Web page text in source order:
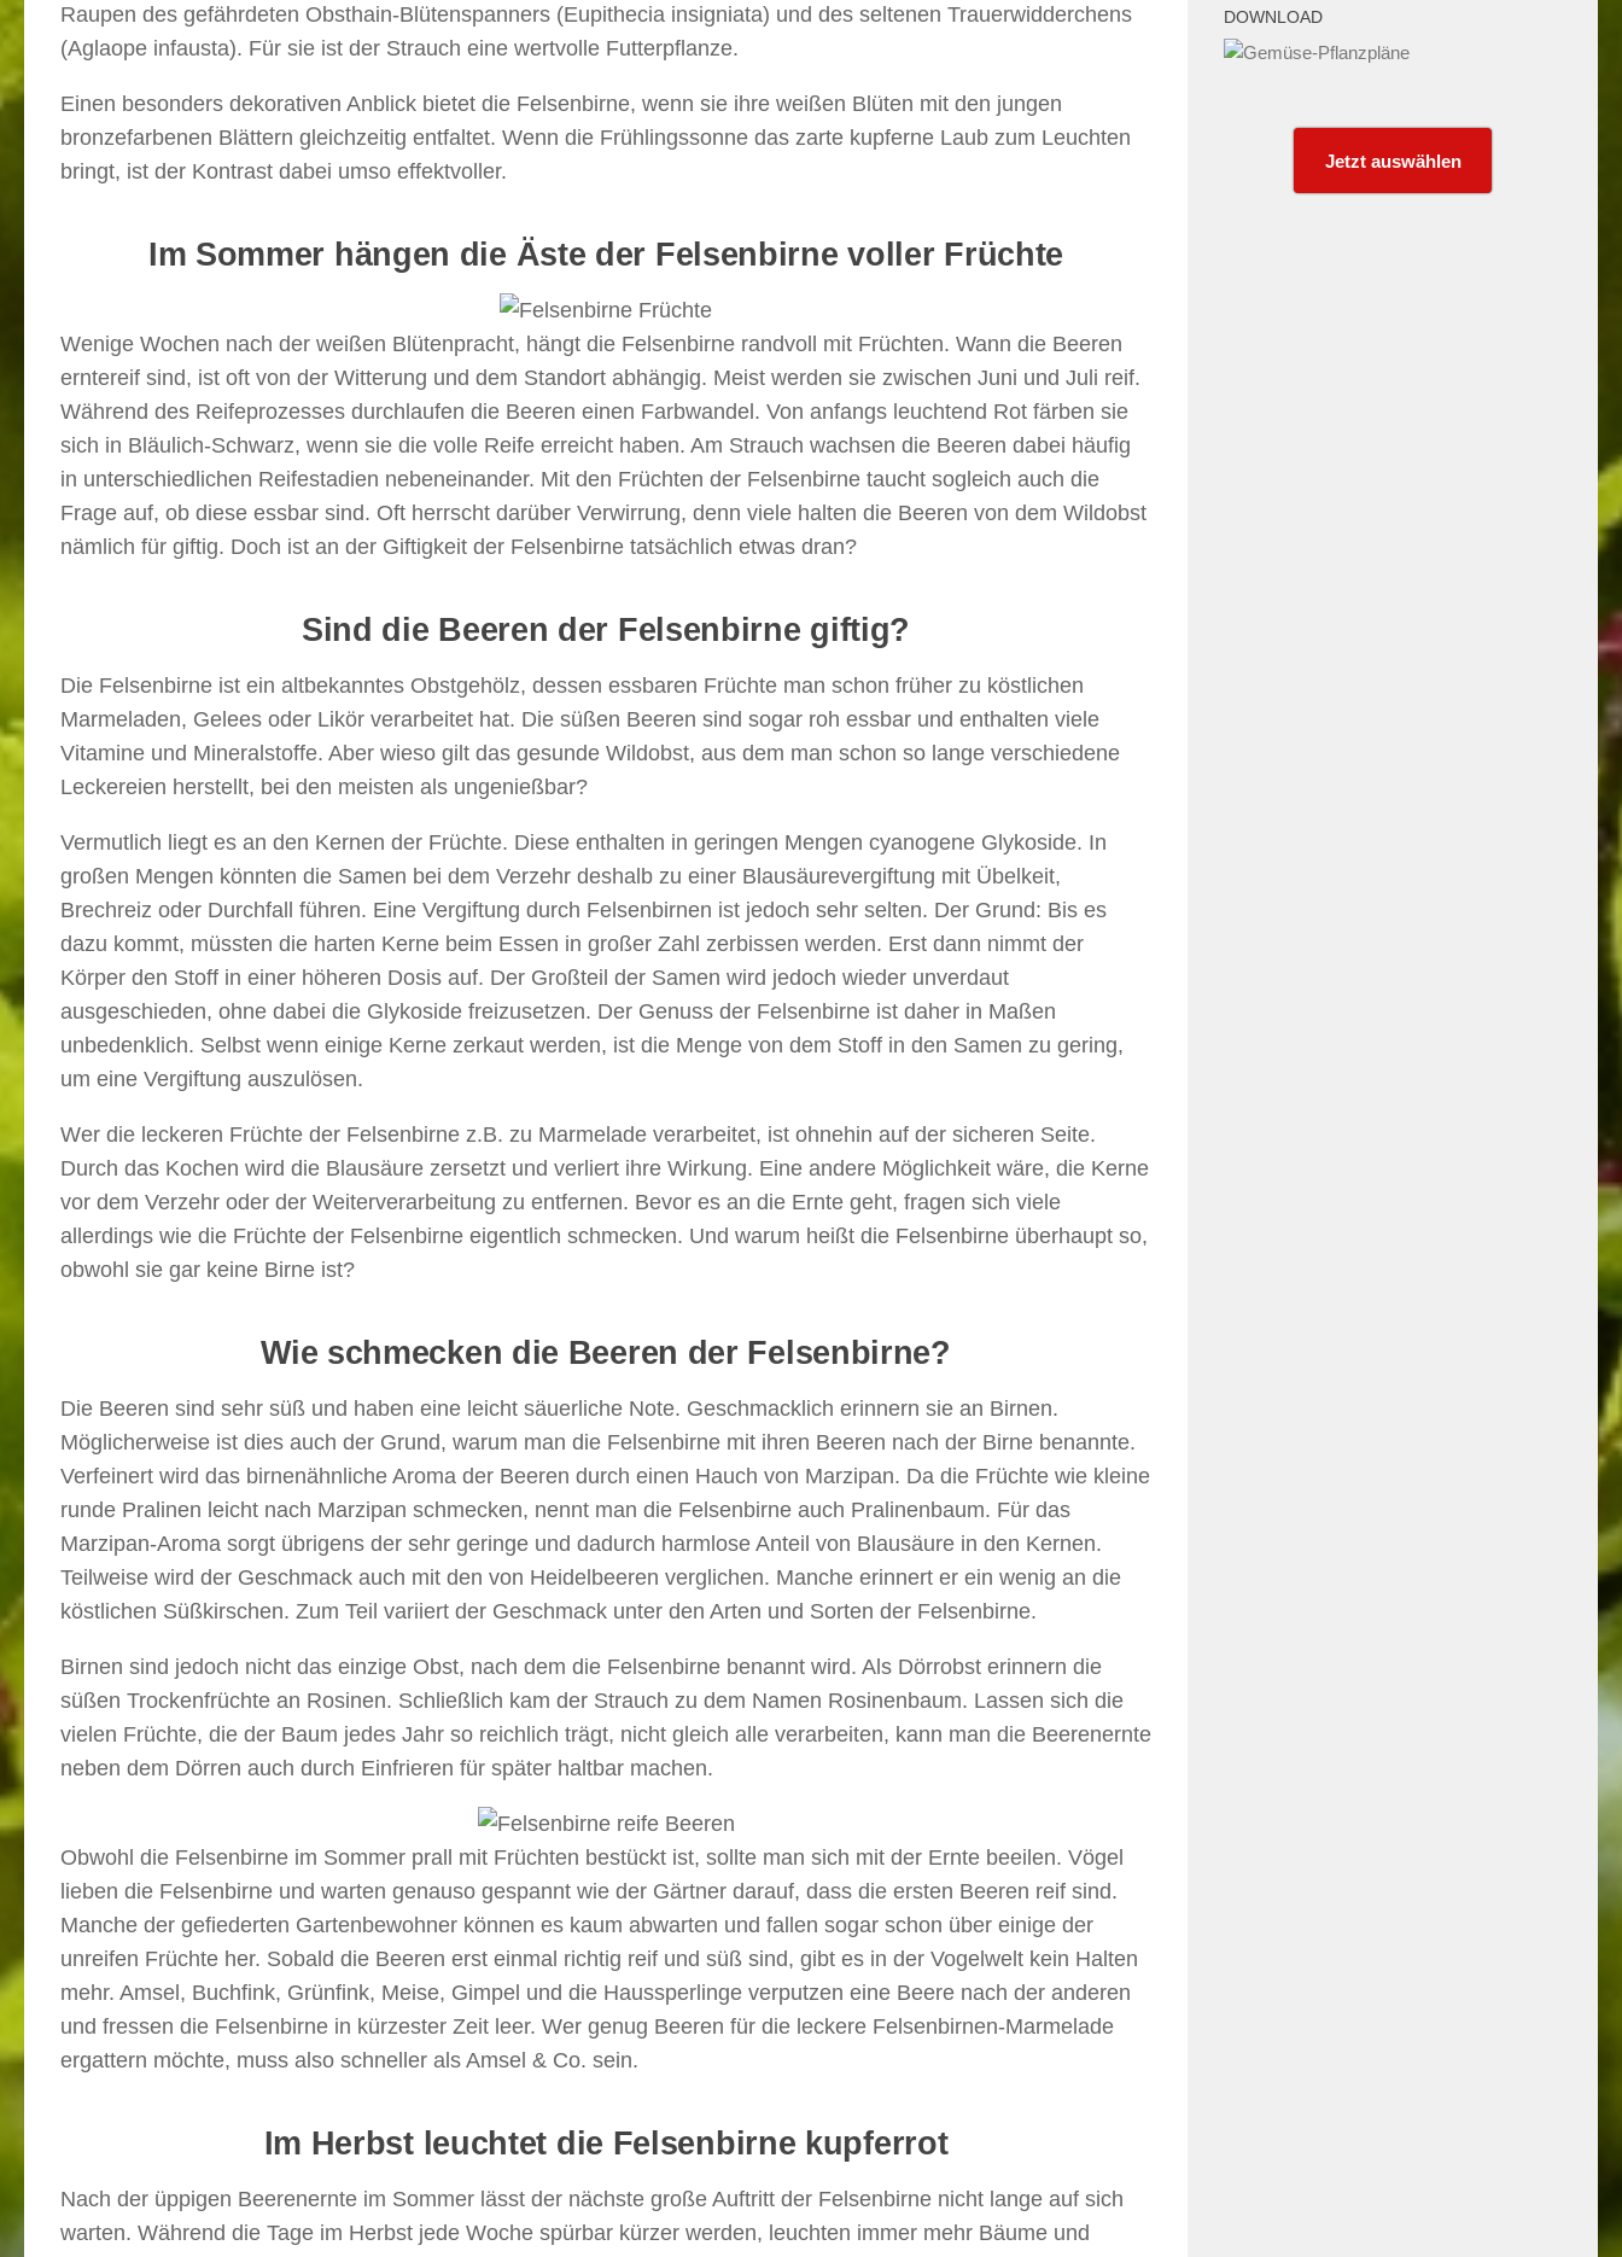
Raupen des gefährdeten Obsthain-Blütenspanners (Eupithecia insigniata) und des seltenen Trauerwidderchens
(Aglaope infausta). Für sie ist der Strauch eine wertvolle Futterpflanze.
Einen besonders dekorativen Anblick bietet die Felsenbirne, wenn sie ihre weißen Blüten mit den jungen
bronzefarbenen Blättern gleichzeitig entfaltet. Wenn die Frühlingssonne das zarte kupferne Laub zum Leuchten
bringt, ist der Kontrast dabei umso effektvoller.
Im Sommer hängen die Äste der Felsenbirne voller Früchte
Wenige Wochen nach der weißen Blütenpracht, hängt die Felsenbirne randvoll mit Früchten. Wann die Beeren
erntereif sind, ist oft von der Witterung und dem Standort abhängig. Meist werden sie zwischen Juni und Juli reif.
Während des Reifeprozesses durchlaufen die Beeren einen Farbwandel. Von anfangs leuchtend Rot färben sie
sich in Bläulich-Schwarz, wenn sie die volle Reife erreicht haben. Am Strauch wachsen die Beeren dabei häufig
in unterschiedlichen Reifestadien nebeneinander. Mit den Früchten der Felsenbirne taucht sogleich auch die
Frage auf, ob diese essbar sind. Oft herrscht darüber Verwirrung, denn viele halten die Beeren von dem Wildobst
nämlich für giftig. Doch ist an der Giftigkeit der Felsenbirne tatsächlich etwas dran?
Sind die Beeren der Felsenbirne giftig?
Die Felsenbirne ist ein altbekanntes Obstgehölz, dessen essbaren Früchte man schon früher zu köstlichen
Marmeladen, Gelees oder Likör verarbeitet hat. Die süßen Beeren sind sogar roh essbar und enthalten viele
Vitamine und Mineralstoffe. Aber wieso gilt das gesunde Wildobst, aus dem man schon so lange verschiedene
Leckereien herstellt, bei den meisten als ungenießbar?
Vermutlich liegt es an den Kernen der Früchte. Diese enthalten in geringen Mengen cyanogene Glykoside. In
großen Mengen könnten die Samen bei dem Verzehr deshalb zu einer Blausäurevergiftung mit Übelkeit,
Brechreiz oder Durchfall führen. Eine Vergiftung durch Felsenbirnen ist jedoch sehr selten. Der Grund: Bis es
dazu kommt, müssten die harten Kerne beim Essen in großer Zahl zerbissen werden. Erst dann nimmt der
Körper den Stoff in einer höheren Dosis auf. Der Großteil der Samen wird jedoch wieder unverdaut
ausgeschieden, ohne dabei die Glykoside freizusetzen. Der Genuss der Felsenbirne ist daher in Maßen
unbedenklich. Selbst wenn einige Kerne zerkaut werden, ist die Menge von dem Stoff in den Samen zu gering,
um eine Vergiftung auszulösen.
Wer die leckeren Früchte der Felsenbirne z.B. zu Marmelade verarbeitet, ist ohnehin auf der sicheren Seite.
Durch das Kochen wird die Blausäure zersetzt und verliert ihre Wirkung. Eine andere Möglichkeit wäre, die Kerne
vor dem Verzehr oder der Weiterverarbeitung zu entfernen. Bevor es an die Ernte geht, fragen sich viele
allerdings wie die Früchte der Felsenbirne eigentlich schmecken. Und warum heißt die Felsenbirne überhaupt so,
obwohl sie gar keine Birne ist?
Wie schmecken die Beeren der Felsenbirne?
Die Beeren sind sehr süß und haben eine leicht säuerliche Note. Geschmacklich erinnern sie an Birnen.
Möglicherweise ist dies auch der Grund, warum man die Felsenbirne mit ihren Beeren nach der Birne benannte.
Verfeinert wird das birnenähnliche Aroma der Beeren durch einen Hauch von Marzipan. Da die Früchte wie kleine
runde Pralinen leicht nach Marzipan schmecken, nennt man die Felsenbirne auch Pralinenbaum. Für das
Marzipan-Aroma sorgt übrigens der sehr geringe und dadurch harmlose Anteil von Blausäure in den Kernen.
Teilweise wird der Geschmack auch mit den von Heidelbeeren verglichen. Manche erinnert er ein wenig an die
köstlichen Süßkirschen. Zum Teil variiert der Geschmack unter den Arten und Sorten der Felsenbirne.
Birnen sind jedoch nicht das einzige Obst, nach dem die Felsenbirne benannt wird. Als Dörrobst erinnern die
süßen Trockenfrüchte an Rosinen. Schließlich kam der Strauch zu dem Namen Rosinenbaum. Lassen sich die
vielen Früchte, die der Baum jedes Jahr so reichlich trägt, nicht gleich alle verarbeiten, kann man die Beerenernte
neben dem Dörren auch durch Einfrieren für später haltbar machen.
Obwohl die Felsenbirne im Sommer prall mit Früchten bestückt ist, sollte man sich mit der Ernte beeilen. Vögel
lieben die Felsenbirne und warten genauso gespannt wie der Gärtner darauf, dass die ersten Beeren reif sind.
Manche der gefiederten Gartenbewohner können es kaum abwarten und fallen sogar schon über einige der
unreifen Früchte her. Sobald die Beeren erst einmal richtig reif und süß sind, gibt es in der Vogelwelt kein Halten
mehr. Amsel, Buchfink, Grünfink, Meise, Gimpel und die Haussperlinge verputzen eine Beere nach der anderen
und fressen die Felsenbirne in kürzester Zeit leer. Wer genug Beeren für die leckere Felsenbirnen-Marmelade
ergattern möchte, muss also schneller als Amsel & Co. sein.
Im Herbst leuchtet die Felsenbirne kupferrot
Nach der üppigen Beerenernte im Sommer lässt der nächste große Auftritt der Felsenbirne nicht lange auf sich
warten. Während die Tage im Herbst jede Woche spürbar kürzer werden, leuchten immer mehr Bäume und
DOWNLOAD
Jetzt auswählen